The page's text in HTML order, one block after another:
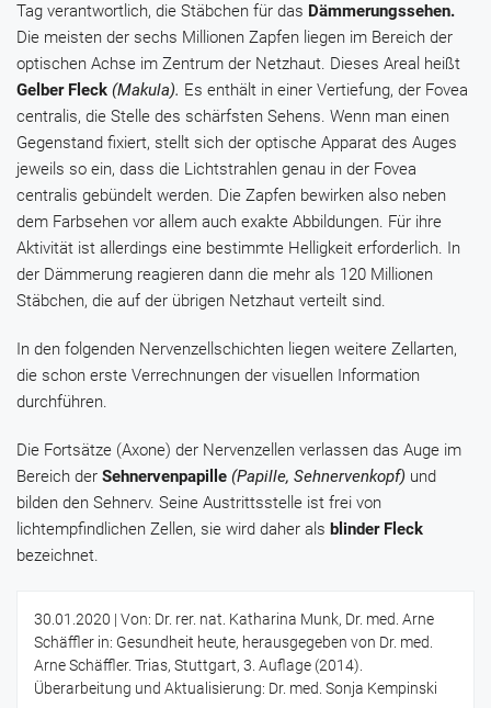
Tag verantwortlich, die Stäbchen für das Dämmerungssehen.
Die meisten der sechs Millionen Zapfen liegen im Bereich der
optischen Achse im Zentrum der Netzhaut. Dieses Areal heißt
Gelber Fleck (Makula). Es enthält in einer Vertiefung, der Fovea
centralis, die Stelle des schärfsten Sehens. Wenn man einen
Gegenstand fixiert, stellt sich der optische Apparat des Auges
jeweils so ein, dass die Lichtstrahlen genau in der Fovea
centralis gebündelt werden. Die Zapfen bewirken also neben
dem Farbsehen vor allem auch exakte Abbildungen. Für ihre
Aktivität ist allerdings eine bestimmte Helligkeit erforderlich. In
der Dämmerung reagieren dann die mehr als 120 Millionen
Stäbchen, die auf der übrigen Netzhaut verteilt sind.
In den folgenden Nervenzellschichten liegen weitere Zellarten,
die schon erste Verrechnungen der visuellen Information
durchführen.
Die Fortsätze (Axone) der Nervenzellen verlassen das Auge im
Bereich der Sehnervenpapille (Papille, Sehnervenkopf) und
bilden den Sehnerv. Seine Austrittsstelle ist frei von
lichtempfindlichen Zellen, sie wird daher als blinder Fleck
bezeichnet.
30.01.2020 | Von: Dr. rer. nat. Katharina Munk, Dr. med. Arne
Schäffler in: Gesundheit heute, herausgegeben von Dr. med.
Arne Schäffler. Trias, Stuttgart, 3. Auflage (2014).
Überarbeitung und Aktualisierung: Dr. med. Sonja Kempinski